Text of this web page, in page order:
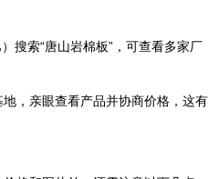
搜索“唐山岩棉板”，可查看多家厂
地，亲眼查看产品并协商价格，这有